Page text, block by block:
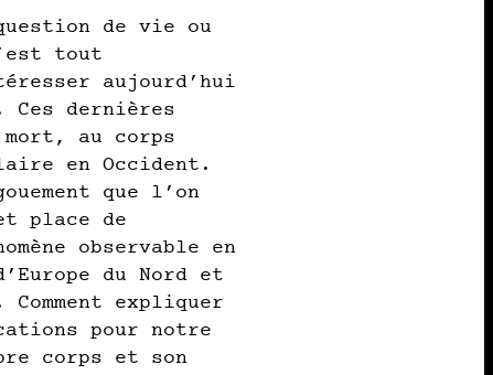
de vie ou
tout
aujourd’hui
Ces dernières
au corps
en Occident.
que l’on
place de
observable en
du Nord et
expliquer
pour notre
corps et son